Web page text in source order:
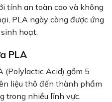
tính an toàn cao và không
PLA ngày càng được ứng
hoạt.
PLA
(Polylactic Acid) gồm 5
liệu thô đến thành phẩm
trong nhiều lĩnh vực.